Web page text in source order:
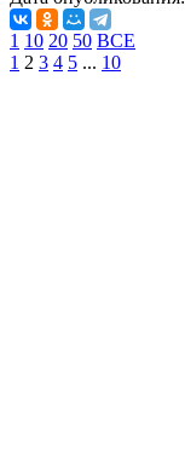
1 10 20 50 ВСЕ
1 2 3 4 5 ... 10